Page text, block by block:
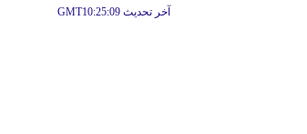
آخر تحديث GMT10:25:09